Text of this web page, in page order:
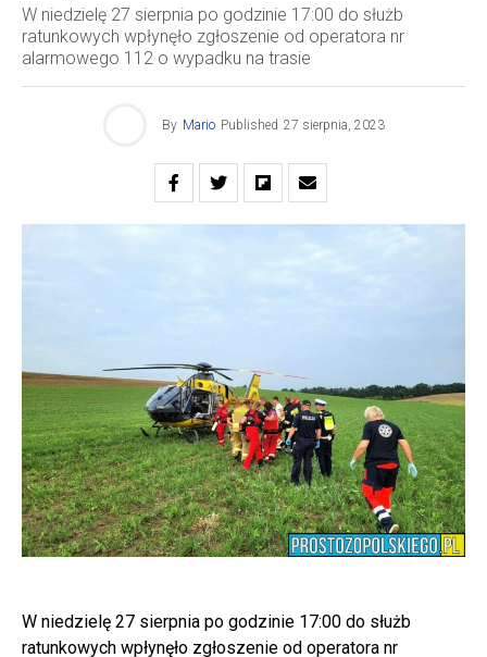
W niedzielę 27 sierpnia po godzinie 17:00 do służb
ratunkowych wpłynęło zgłoszenie od operatora nr
alarmowego 112 o wypadku na trasie
By Mario Published 27 sierpnia, 2023
W niedzielę 27 sierpnia po godzinie 17:00 do służb
ratunkowych wpłynęło zgłoszenie od operatora nr